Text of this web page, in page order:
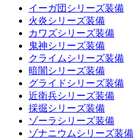
イーガ団シリーズ装備
火炎シリーズ装備
カワズシリーズ装備
鬼神シリーズ装備
クライムシリーズ装備
暗闇シリーズ装備
グライドシリーズ装備
近衛兵シリーズ装備
採掘シリーズ装備
ゾーラシリーズ装備
ゾナニウムシリーズ装備